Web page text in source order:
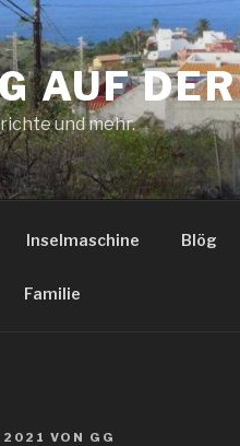
AUF
und mehr.
Inselmaschine Blög
Familie
2021 VON GG